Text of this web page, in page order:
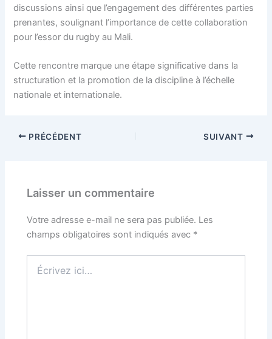
discussions ainsi que l’engagement des différentes parties
prenantes, soulignant l’importance de cette collaboration
pour l’essor du rugby au Mali.
Cette rencontre marque une étape significative dans la
structuration et la promotion de la discipline à l’échelle
nationale et internationale.
PRÉCÉDENT SUIVANT
Laisser un commentaire
Votre adresse e-mail ne sera pas publiée. Les
champs obligatoires sont indiqués avec *
ici…